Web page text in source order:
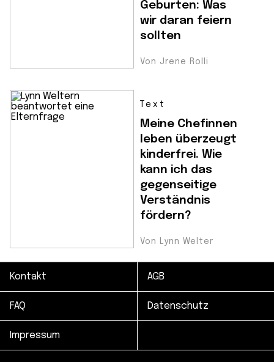
Geburten: Was
wir daran feiern
sollten
Von Jrene Rolli
Text
Meine Chefinnen
leben überzeugt
kinderfrei. Wie
kann ich das
gegenseitige
Verständnis
fördern?
Von Lynn Welter
Kontakt AGB
FAQ Datenschutz
Impressum